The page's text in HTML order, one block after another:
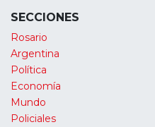
SECCIONES
Rosario
Argentina
Política
Economía
Mundo
Policiales